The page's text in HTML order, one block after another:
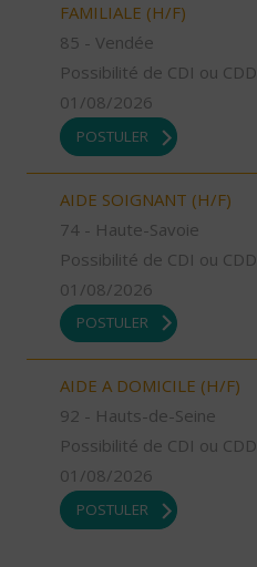
FAMILIALE (H/F)
85 - Vendée
Possibilité de CDI ou CDD
01/08/2026
POSTULER
AIDE SOIGNANT (H/F)
74 - Haute-Savoie
Possibilité de CDI ou CDD
01/08/2026
POSTULER
AIDE A DOMICILE (H/F)
92 - Hauts-de-Seine
Possibilité de CDI ou CDD
01/08/2026
POSTULER